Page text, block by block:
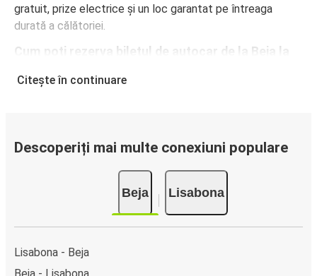
gratuit, prize electrice și un loc garantat pe întreaga
durată a călătoriei.
Cum poți rezerva biletul de autocar de la Beja la
clicuri. La achiziționarea online a unui bilet pe ruta Beja-
Pay. Alternativ, poți plăti în numerar la bordul autocarelor
sau la unul din punctele de vânzare.
Citește în continuare
Descoperiți mai multe conexiuni populare
Beja Lisabona
Lisabona - Beja
Beja - Lisabona